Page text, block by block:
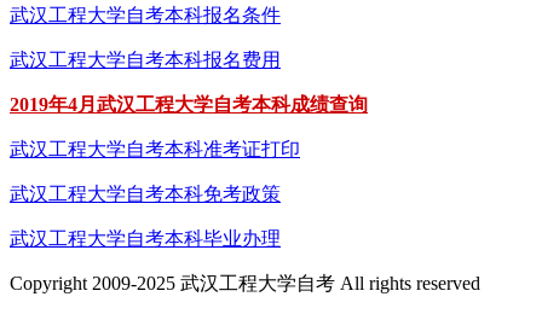
武汉工程大学自考本科报名条件
武汉工程大学自考本科报名费用
2019年4月武汉工程大学自考本科成绩查询
武汉工程大学自考本科准考证打印
武汉工程大学自考本科免考政策
武汉工程大学自考本科毕业办理
Copyright 2009-2025 武汉工程大学自考 All rights reserved